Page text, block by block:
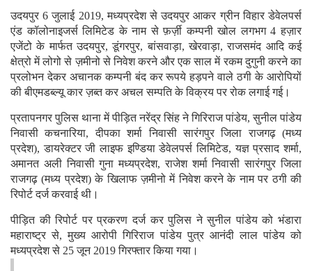
उदयपुर 6 जुलाई 2019, मध्यप्रदेश से उदयपुर आकर ग्रीन विहार डेवेलपर्स
एंड कॉलोनाइजर्स लिमिटेड के नाम से फ़र्ज़ी कम्पनी खोल लगभग 4 हज़ार
एजेंटो के मार्फत उदयपुर, डूंगरपुर, बांसवाड़ा, खेरवाड़ा, राजसमंद आदि कई
क्षेत्रो में लोगो से ज़मीनो से निवेश करने और एक साल में रकम दुगुनी करने का
प्रलोभन देकर अचानक कम्पनी बंद कर रूपये हड़पने वाले ठगी के आरोपियों
की बीएमडब्ल्यू कार ज़ब्त कर अचल सम्पति के विक्रय पर रोक लगाई गई।
प्रतापनगर पुलिस थाना में पीड़ित नरेंद्र सिंह ने गिरिराज पांडेय, सुनील पांडेय
निवासी कचनारिया, दीपका शर्मा निवासी सारंगपुर जिला राजगढ़ (मध्य
प्रदेश), डायरेक्टर जी लाइफ इण्डिया डेवेलपर्स लिमिटेड, यज्ञ प्रसाद शर्मा,
अमानत अली निवासी गुना मध्यप्रदेश, राजेश शर्मा निवासी सारंगपुर जिला
राजगढ़ (मध्य प्रदेश) के खिलाफ ज़मीनो में निवेश करने के नाम पर ठगी की
रिपोर्ट दर्ज करवाई थी।
पीड़ित की रिपोर्ट पर प्रकरण दर्ज कर पुलिस ने सुनील पांडेय को भंडारा
महाराष्ट्र से, मुख्य आरोपी गिरिराज पांडेय पुत्र आनंदी लाल पांडेय को
मध्यप्रदेश से 25 जून 2019 गिरफ्तार किया गया।